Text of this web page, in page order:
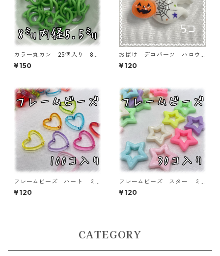
カラー丸カン 25個入り 8
㎜ ライトグリーン【MCC-L
GRN】
¥150
おばけ デコパーツ ハロウ
ィン 5個入り 貼り付けパー
ツ【DP-HLW-07】
¥120
フレームビーズ ハート ミ
ックス 100個入り【AB‐FU
04】
¥120
フレームビーズ スター ミ
ックス 30個入り【AB‐FU
07】
¥120
CATEGORY